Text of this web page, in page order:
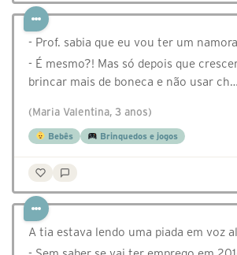
- Prof. sabia que eu vou ter um
- É mesmo?! Mas só depois que
brincar mais de boneca e não usar ch…
(Maria Valentina, 3 anos)
Bebês Brinquedos e jogos
A tia estava lendo uma piada em voz